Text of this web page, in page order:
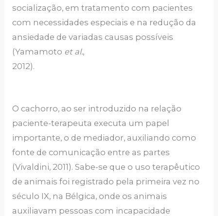
socialização, em tratamento com pacientes
com necessidades especiais e na redução da
ansiedade de variadas causas possíveis
(Yamamoto et al.,
2012).
O cachorro, ao ser introduzido na relação
paciente-terapeuta executa um papel
importante, o de mediador, auxiliando como
fonte de comunicação entre as partes
(Vivaldini, 2011). Sabe-se que o uso terapêutico
de animais foi registrado pela primeira vez no
século IX, na Bélgica, onde os animais
auxiliavam pessoas com incapacidade